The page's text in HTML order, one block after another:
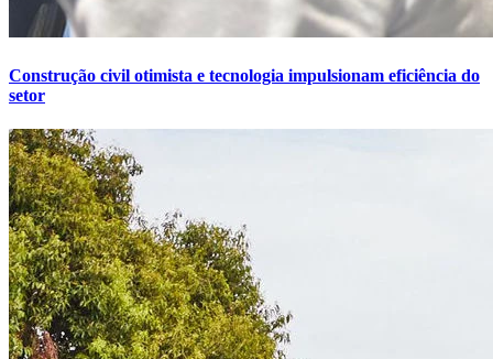
Construção civil otimista e tecnologia impulsionam eficiência do
setor